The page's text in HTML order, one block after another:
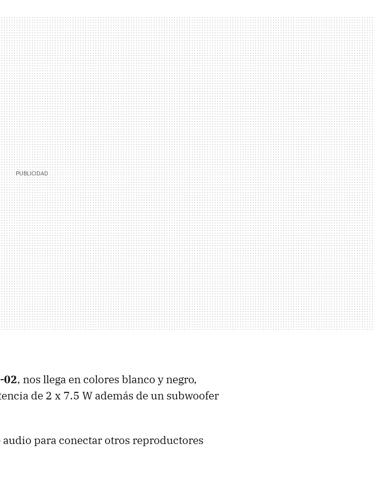
02, nos llega en colores blanco y negro,
de 2 x 7.5 W además de un subwoofer
para conectar otros reproductores